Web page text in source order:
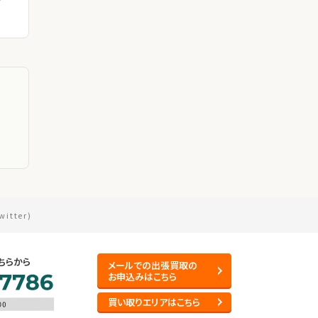
らから
メールでの出張買取の
お申込みはこちら
買い取りエリアはこちら